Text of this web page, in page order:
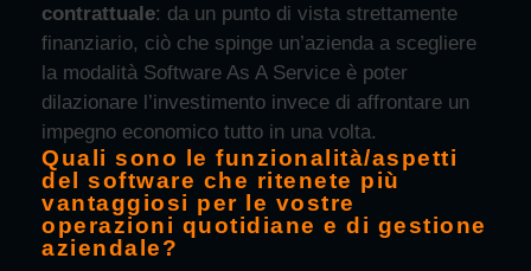
contrattuale: da un punto di vista strettamente
finanziario, ciò che spinge un’azienda a scegliere
la modalità Software As A Service è poter
dilazionare l’investimento invece di affrontare un
impegno economico tutto in una volta.
Quali sono le funzionalità/aspetti
del software che ritenete più
vantaggiosi per le vostre
operazioni quotidiane e di gestione
aziendale?